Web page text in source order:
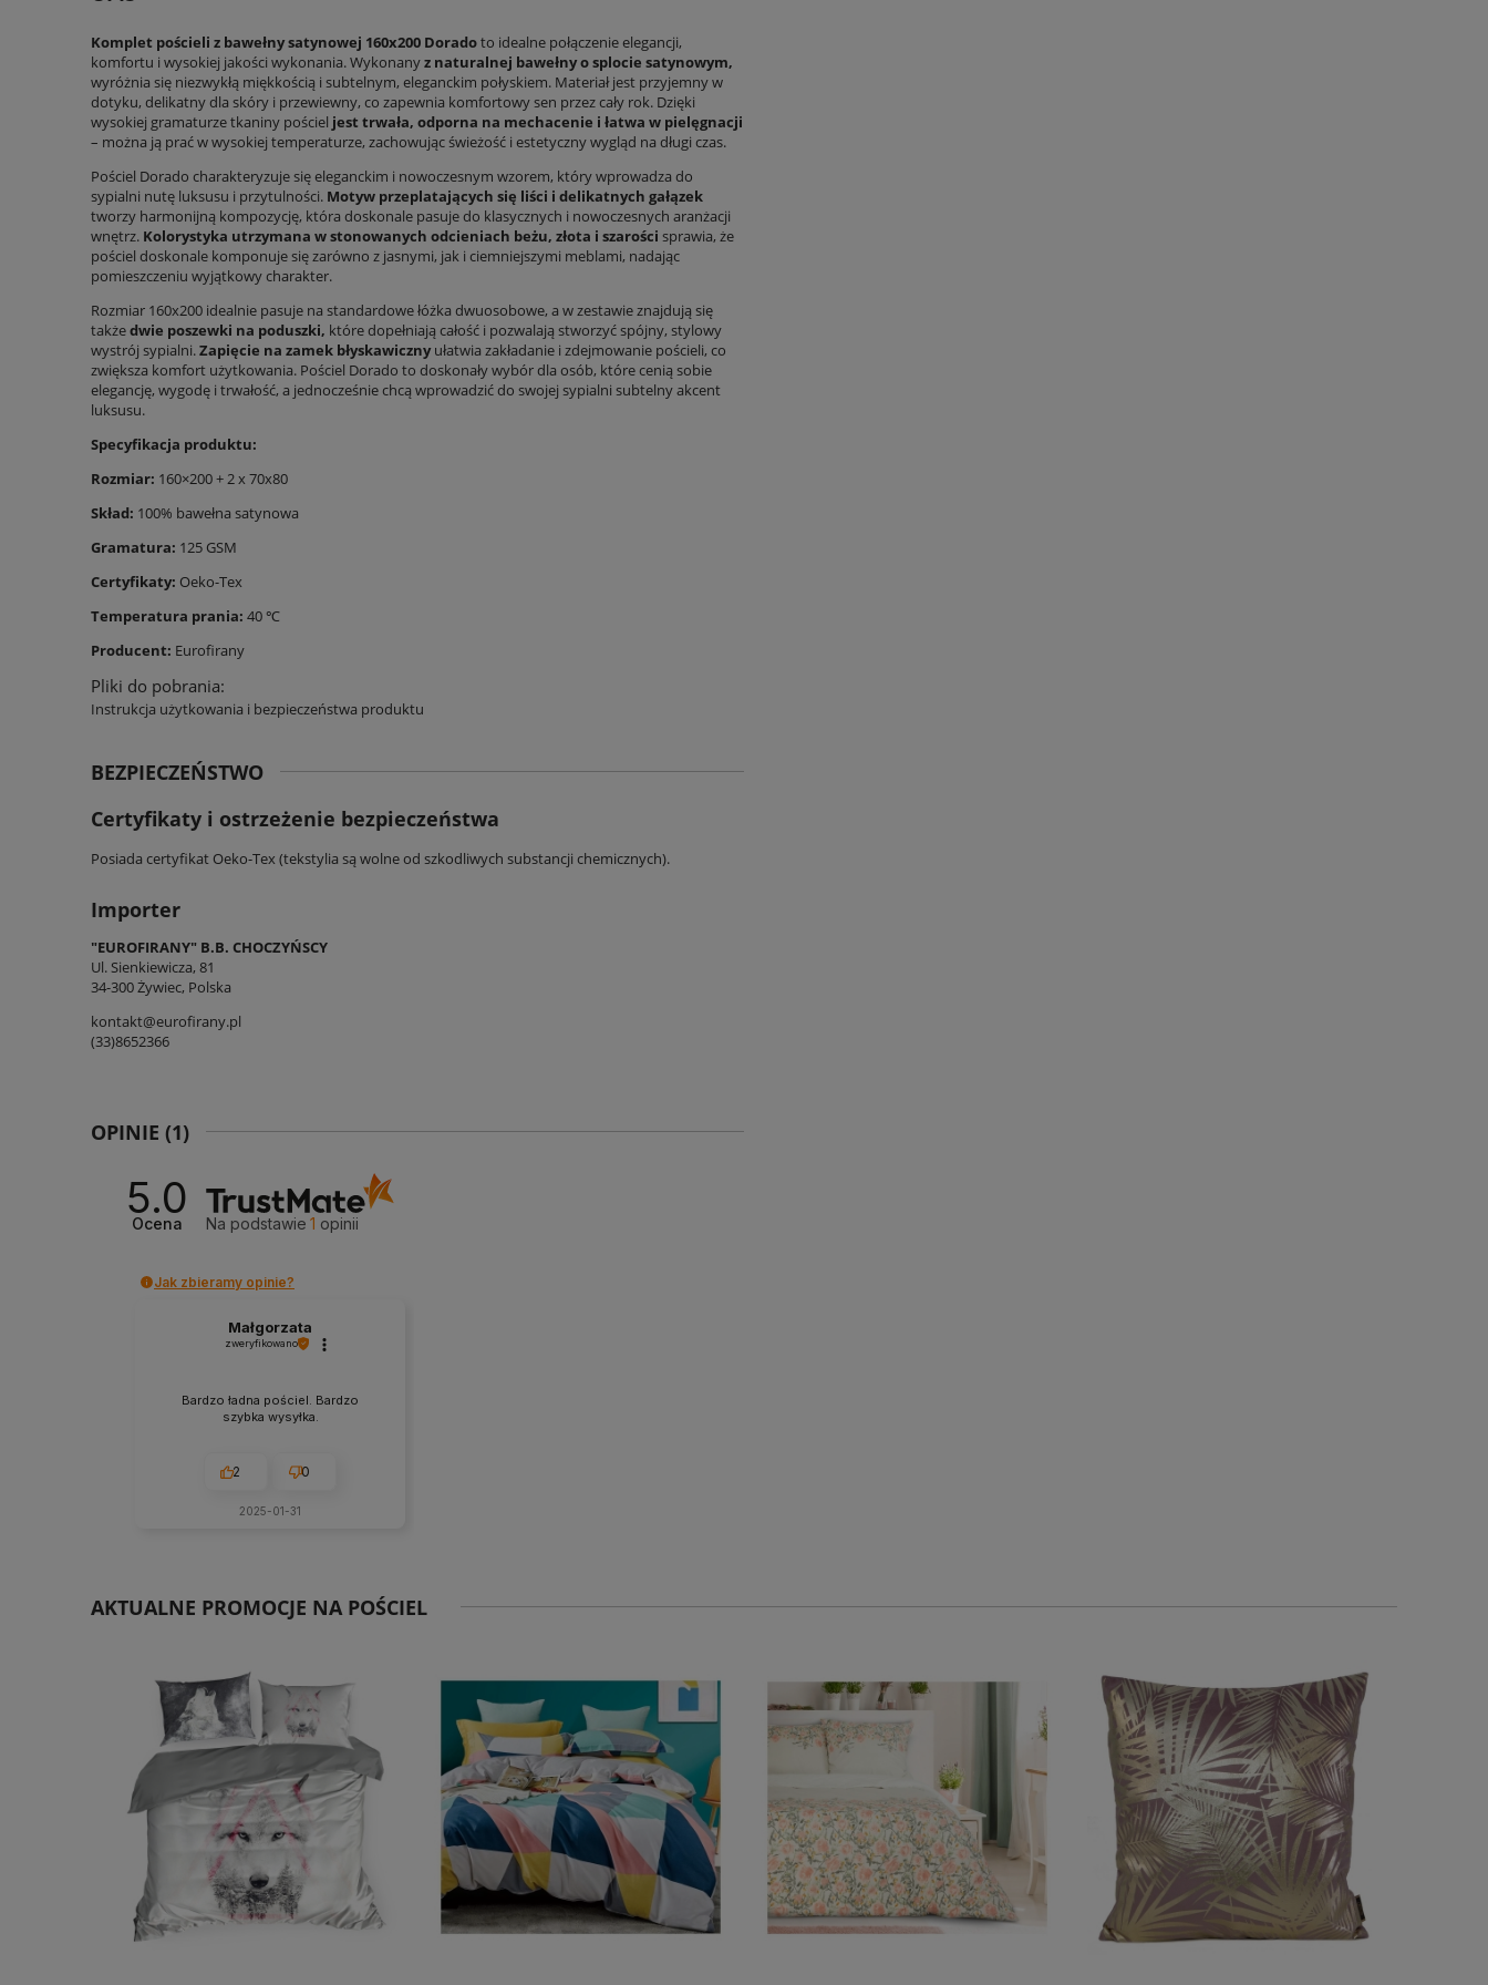
Komplet pościeli z bawełny satynowej 160x200 Doradoto idealne połączenie elegancji,
komfortu i wysokiej jakości wykonania. Wykonanyz naturalnej bawełny o splocie satynowym,
wyróżnia się niezwykłą miękkością i subtelnym, eleganckim połyskiem. Materiał jest przyjemny w
dotyku, delikatny dla skóry i przewiewny, co zapewnia komfortowy sen przez cały rok. Dzięki
wysokiej gramaturze tkaniny pościel jest trwała, odporna na mechacenie i łatwa w pielęgnacji
– można ją prać w wysokiej temperaturze, zachowując świeżość i estetyczny wygląd na długi czas.
Pościel Dorado charakteryzuje się eleganckim i nowoczesnym wzorem, który wprowadza do
sypialni nutę luksusu i przytulności. Motyw przeplatających się liści i delikatnych gałązek
tworzy harmonijną kompozycję, która doskonale pasuje do klasycznych i nowoczesnych aranżacji
wnętrz. Kolorystyka utrzymana w stonowanych odcieniach beżu, złota i szarości sprawia, że
pościel doskonale komponuje się zarówno z jasnymi, jak i ciemniejszymi meblami, nadając
pomieszczeniu wyjątkowy charakter.
Rozmiar 160x200 idealnie pasuje na standardowe łóżka dwuosobowe, a w zestawie znajdują się
takżedwie poszewki na poduszki, które dopełniają całość i pozwalają stworzyć spójny, stylowy
wystrój sypialni.Zapięcie na zamek błyskawiczny ułatwia zakładanie i zdejmowanie pościeli, co
zwiększa komfort użytkowania. Pościel Dorado to doskonały wybór dla osób, które cenią sobie
elegancję, wygodę i trwałość, a jednocześnie chcą wprowadzić do swojej sypialni subtelny akcent
luksusu.
Specyfikacja produktu:
Rozmiar: 160×200 + 2 x 70x80
Skład: 100% bawełna satynowa
Gramatura: 125 GSM
Certyfikaty: Oeko-Tex
Temperatura prania: 40 ℃
Producent: Eurofirany
Pliki do pobrania:
Instrukcja użytkowania i bezpieczeństwa produktu
BEZPIECZEŃSTWO
Certyfikaty i ostrzeżenie bezpieczeństwa
Posiada certyfikat Oeko-Tex (tekstylia są wolne od szkodliwych substancji chemicznych).
Importer
"EUROFIRANY" B.B. CHOCZYŃSCY
Ul. Sienkiewicza, 81
34-300 Żywiec, Polska
kontakt@eurofirany.pl
(33)8652366
OPINIE (1)
5.0
Ocena Na podstawie 1 opinii
Jak zbieramy opinie?
Małgorzata
zweryfikowano
Bardzo ładna pościel. Bardzo
szybka wysyłka.
2 0
2025-01-31
AKTUALNE PROMOCJE NA POŚCIEL